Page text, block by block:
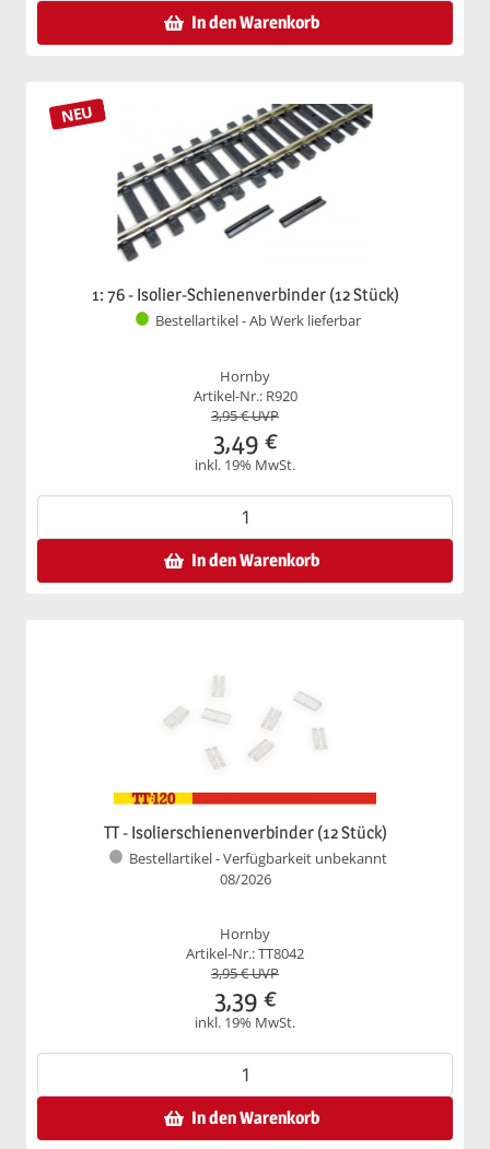
In den Warenkorb
NEU
1: 76 - Isolier-Schienenverbinder (12 Stück)
Bestellartikel - Ab Werk lieferbar
Hornby
Artikel-Nr.: R920
3,95€ UVP
3,49 €
inkl. 19% MwSt.
In den Warenkorb
TT - Isolierschienenverbinder (12 Stück)
Bestellartikel - Verfügbarkeit unbekannt
08/2026
Hornby
Artikel-Nr.: TT8042
3,95€ UVP
3,39 €
inkl. 19% MwSt.
In den Warenkorb